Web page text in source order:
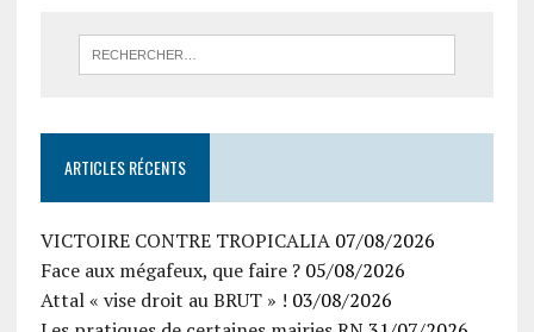
ARTICLES RÉCENTS
VICTOIRE CONTRE TROPICALIA 07/08/2026
Face aux mégafeux, que faire ? 05/08/2026
Attal « vise droit au BRUT » ! 03/08/2026